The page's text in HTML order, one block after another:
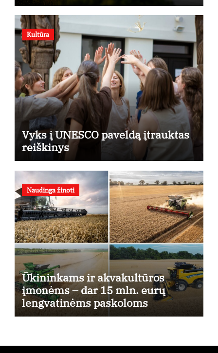
rudens
Kultūra
Vyks į UNESCO paveldą įtrauktas
reiškinys
Naudinga žinoti
Ūkininkams ir akvakultūros
įmonėms – dar 15 mln. eurų
lengvatinėms paskoloms